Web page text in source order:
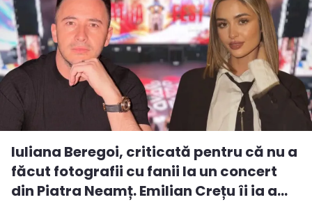
Iuliana Beregoi, criticată pentru că nu a
făcut fotografii cu fanii la un concert
din Piatra Neamț. Emilian Crețu îi ia a...